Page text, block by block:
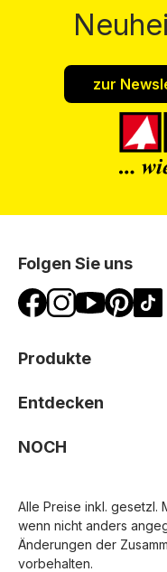
zur
Folgen Sie uns
Produkte
Entdecken
NOCH
Alle Preise inkl. gesetzl.
wenn nicht anders
Änderungen der
vorbehalten.